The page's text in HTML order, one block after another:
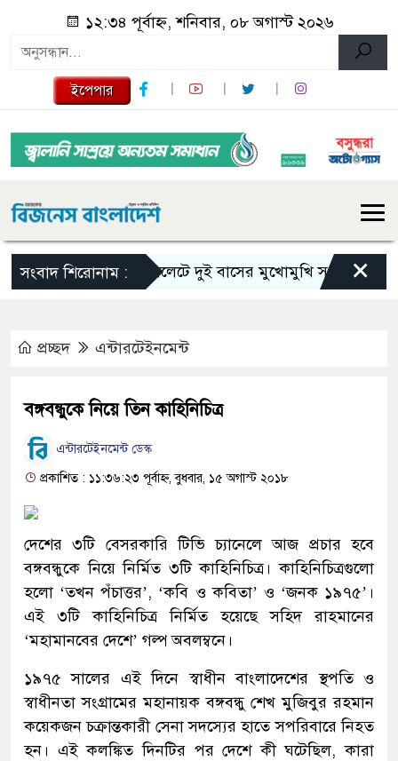
১২:৩৪ পূর্বাহ্ন, শনিবার, ০৮ অগাস্ট ২০২৬
ইপেপার
সংবাদ শিরোনাম :সিলেটে দুই বাসের মুখোমুখি সংঘর্ষে নিহত×
প্রচ্ছদ এন্টারটেইনমেন্ট
বঙ্গবন্ধুকে নিয়ে তিন কাহিনিচিত্র
এন্টারটেইনমেন্ট ডেস্ক
প্রকাশিত : ১১:৩৬:২৩ পূর্বাহ্ন, বুধবার, ১৫ অগাস্ট ২০১৮
দেশের ৩টি বেসরকারি টিভি চ্যানেলে আজ প্রচার হবে
বঙ্গবন্ধুকে নিয়ে নির্মিত ৩টি কাহিনিচিত্র। কাহিনিচিত্রগুলো
হলো ‘তখন পঁচাত্তর’, ‘কবি ও কবিতা’ ও ‘জনক ১৯৭৫’।
এই ৩টি কাহিনিচিত্র নির্মিত হয়েছে সহিদ রাহমানের
‘মহামানবের দেশে’ গল্প অবলম্বনে।
১৯৭৫ সালের এই দিনে স্বাধীন বাংলাদেশের স্থপতি ও
স্বাধীনতা সংগ্রামের মহানায়ক বঙ্গবন্ধু শেখ মুজিবুর রহমান
কয়েকজন চক্রান্তকারী সেনা সদস্যের হাতে সপরিবারে নিহত
হন। এই কলঙ্কিত দিনটির পর দেশে কী ঘটেছিল, কারা